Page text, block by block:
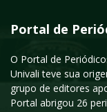
Portal de
O Portal de
Univali teve sua
grupo de editores
Portal abrigou 26